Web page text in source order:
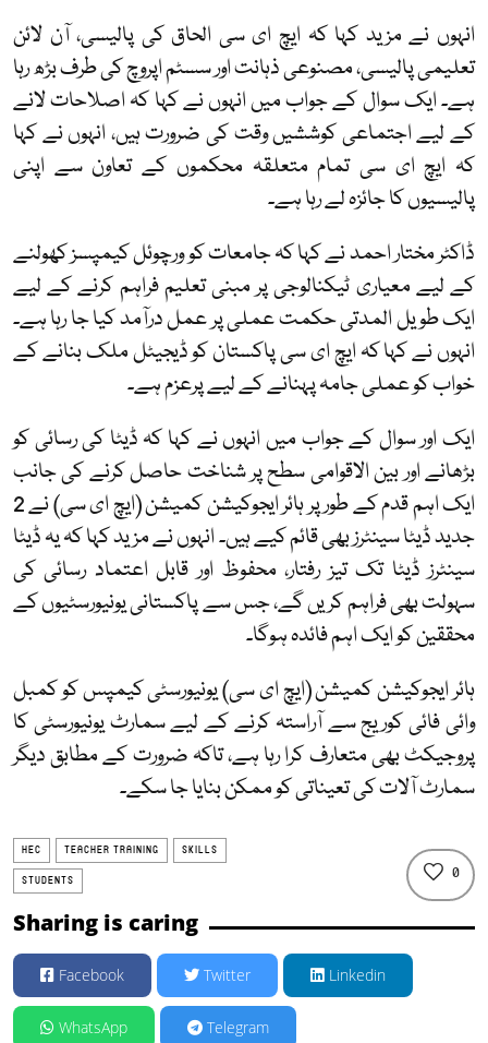
انہوں نے مزید کہا کہ ایچ ای سی الحاق کی پالیسی، آن لائن
تعلیمی پالیسی، مصنوعی ذہانت اور سسٹم اپروچ کی طرف بڑھ رہا
ہے۔ ایک سوال کے جواب میں انہوں نے کہا کہ اصلاحات لانے
کے لیے اجتماعی کوششیں وقت کی ضرورت ہیں، انہوں نے کہا
کہ ایچ ای سی تمام متعلقہ محکموں کے تعاون سے اپنی
پالیسیوں کا جائزہ لے رہا ہے۔
ڈاکٹر مختار احمد نے کہا کہ جامعات کو ورچوئل کیمپسز کھولنے
کے لیے معیاری ٹیکنالوجی پر مبنی تعلیم فراہم کرنے کے لیے
ایک طویل المدتی حکمت عملی پر عمل درآمد کیا جا رہا ہے۔
انہوں نے کہا کہ ایچ ای سی پاکستان کو ڈیجیٹل ملک بنانے کے
خواب کو عملی جامہ پہنانے کے لیے پرعزم ہے۔
ایک اور سوال کے جواب میں انہوں نے کہا کہ ڈیٹا کی رسائی کو
بڑھانے اور بین الاقوامی سطح پر شناخت حاصل کرنے کی جانب
ایک اہم قدم کے طور پر ہائر ایجوکیشن کمیشن (ایچ ای سی) نے 2
جدید ڈیٹا سینٹرز بھی قائم کیے ہیں۔ انہوں نے مزید کہا کہ یہ ڈیٹا
سینٹرز ڈیٹا تک تیز رفتار، محفوظ اور قابل اعتماد رسائی کی
سہولت بھی فراہم کریں گے، جس سے پاکستانی یونیورسٹیوں کے
محققین کو ایک اہم فائدہ ہوگا۔
ہائر ایجوکیشن کمیشن (ایچ ای سی) یونیورسٹی کیمپس کو کمبل
وائی فائی کوریج سے آراستہ کرنے کے لیے سمارٹ یونیورسٹی کا
پروجیکٹ بھی متعارف کرا رہا ہے، تاکہ ضرورت کے مطابق دیگر
سمارٹ آلات کی تعیناتی کو ممکن بنایا جا سکے۔
HEC TEACHER TRAINING
SKILLS
STUDENTS
0
Sharing is caring
Facebook Twitter Linkedin
WhatsApp Telegram